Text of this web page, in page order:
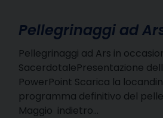
Pellegrinaggi ad
Pellegrinaggi ad Ars in
SacerdotalePresentazione
PowerPoint Scarica la
programma definitivo del
Maggio indietro…